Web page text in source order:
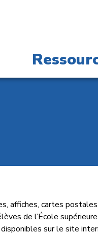
affiches, cartes
de l’École
sur le site